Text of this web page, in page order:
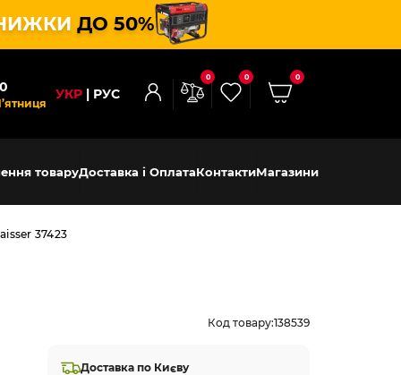
ДО 50%
УКР РУС
0 0 0
товаруДоставка і ОплатаКонтактиМагазини
37423
Код товару:138539
Доставка по Києву